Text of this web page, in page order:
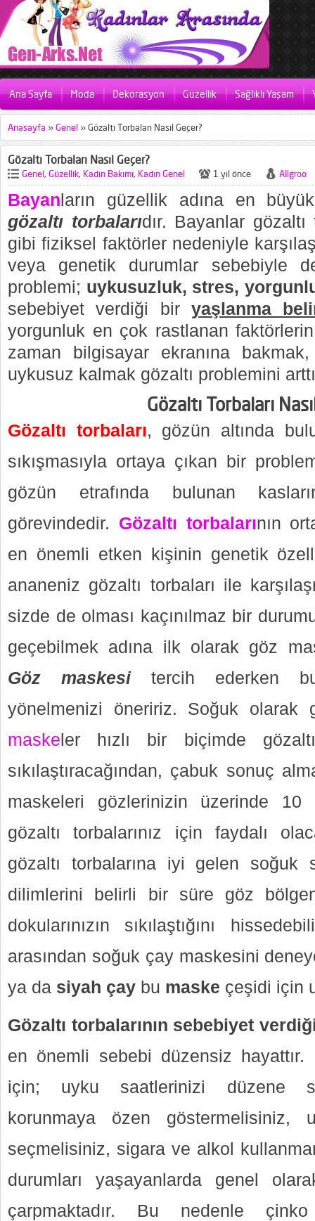
Ana Sayfa Moda Dekorasyon Güzellik Sağlıklı Yaşam
Anasayfa »Genel »Gözaltı Torbaları Nasıl Geçer?
Gözaltı Torbaları Nasıl Geçer?
Genel, Güzellik, Kadın Bakımı, Kadın Genel 1 yıl önce Allgroo
Bayan ların güzellik adına en
gözaltı torbalarıdır. Bayanlar
gibi fiziksel faktörler nedeniyle
veya genetik durumlar sebebiyle
problemi; uykusuzluk, stres,
sebebiyet verdiği bir yaşlanma
yorgunluk en çok rastlanan
zaman bilgisayar ekranına
uykusuz kalmak gözaltı problemini
Gözaltı Torbaları
Gözaltı torbaları, gözün altında
sıkışmasıyla ortaya çıkan bir
gözün etrafında bulunan
görevindedir. Gözaltı torbalarının
en önemli etken kişinin genetik
ananeniz gözaltı torbaları ile
sizde de olması kaçınılmaz bir
geçebilmek adına ilk olarak göz
Göz maskesitercih ederken
yönelmenizi öneririz. Soğuk olarak
maske ler hızlı bir biçimde
sıkılaştıracağından, çabuk sonuç
maskeleri gözlerinizin üzerinde 10
gözaltı torbalarınız için faydalı
gözaltı torbalarına iyi gelen soğuk
dilimlerini belirli bir süre göz
dokularınızın sıkılaştığını
arasından soğuk çay maskesini
ya da siyah çay bu maske çeşidi için
Gözaltı torbalarının sebebiyet
en önemli sebebi düzensiz
için; uyku saatlerinizi düzene
korunmaya özen göstermelisiniz,
seçmelisiniz, sigara ve alkol
durumları yaşayanlarda genel
çarpmaktadır. Bu nedenle çinko